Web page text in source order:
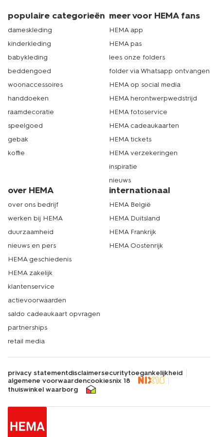
populaire categorieën
dameskleding
kinderkleding
babykleding
beddengoed
woonaccessoires
handdoeken
raamdecoratie
speelgoed
gebak
koffie
meer voor HEMA fans
HEMA app
HEMA pas
lees onze folders
folder via Whatsapp ontvangen
HEMA op social media
HEMA herontwerpwedstrijd
HEMA fotoservice
HEMA cadeaukaarten
HEMA tickets
HEMA verzekeringen
inspiratie
nieuws
over HEMA
over ons bedrijf
werken bij HEMA
duurzaamheid
nieuws en pers
HEMA geschiedenis
HEMA zakelijk
klantenservice
actievoorwaarden
saldo cadeaukaart opvragen
partnerships
retail media
internationaal
HEMA België
HEMA Duitsland
HEMA Frankrijk
HEMA Oostenrijk
privacy statementdisclaimersecuritytoegankelijkheid
algemene voorwaardencookiesnix 18
thuiswinkel waarborg